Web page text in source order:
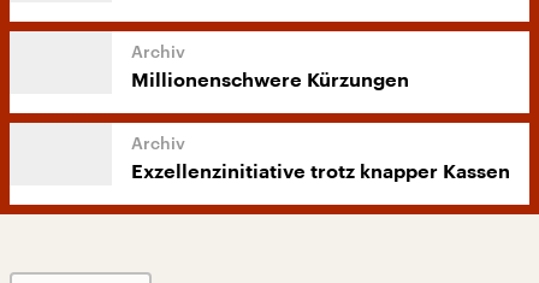
Millionenschwere Kürzungen
Exzellenzinitiative trotz knapper Kassen